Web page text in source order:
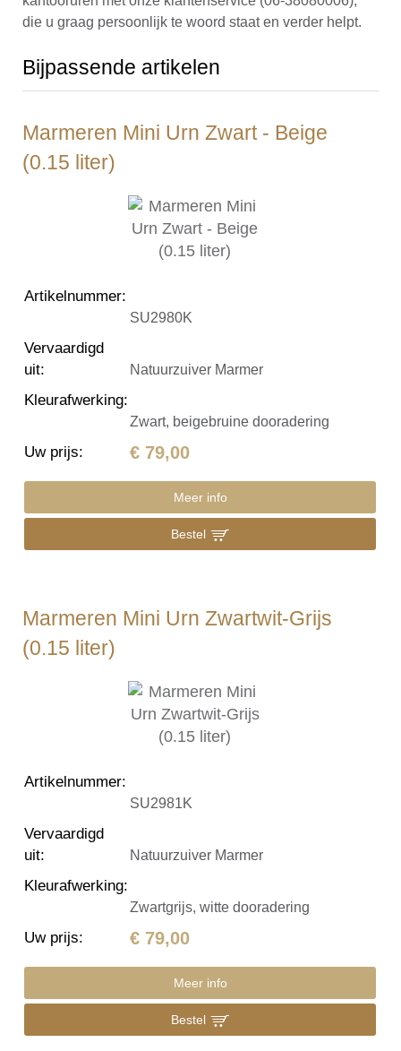
die u graag persoonlijk te woord staat en verder helpt.
Bijpassende artikelen
Marmeren Mini Urn Zwart - Beige
(0.15 liter)
Artikelnummer:
SU2980K
Vervaardigd
uit: Natuurzuiver Marmer
Kleurafwerking:
Zwart, beigebruine dooradering
Uw prijs: € 79,00
Meer info
Bestel
Marmeren Mini Urn Zwartwit-Grijs
(0.15 liter)
Artikelnummer:
SU2981K
Vervaardigd
uit: Natuurzuiver Marmer
Kleurafwerking:
Zwartgrijs, witte dooradering
Uw prijs: € 79,00
Meer info
Bestel